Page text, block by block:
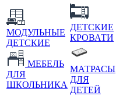
МОДУЛЬНЫЕ
ДЕТСКИЕ
МЕБЕЛЬ
ДЛЯ
ШКОЛЬНИКА
ДЕТСКИЕ
КРОВАТИ
МАТРАСЫ
ДЛЯ
ДЕТЕЙ